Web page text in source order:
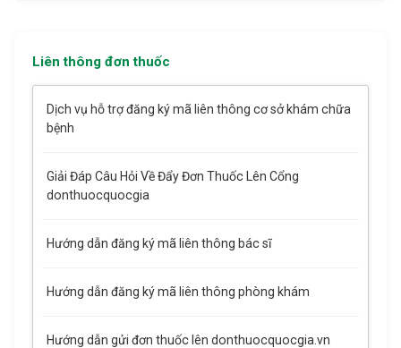
Liên thông đơn thuốc
Dịch vụ hỗ trợ đăng ký mã liên thông cơ sở khám chữa
bệnh
Giải Đáp Câu Hỏi Về Đẩy Đơn Thuốc Lên Cổng
donthuocquocgia
Hướng dẫn đăng ký mã liên thông bác sĩ
Hướng dẫn đăng ký mã liên thông phòng khám
Hướng dẫn gửi đơn thuốc lên donthuocquocgia.vn